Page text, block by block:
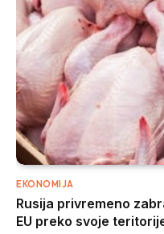
EKONOMIJA
Rusija privremeno
EU preko svoje